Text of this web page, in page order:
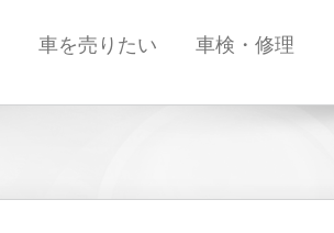
車を売りたい 車検・修理